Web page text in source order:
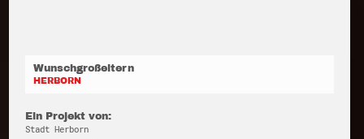
Wunschgroßeltern
HERBORN
Ein Projekt von:
Stadt Herborn